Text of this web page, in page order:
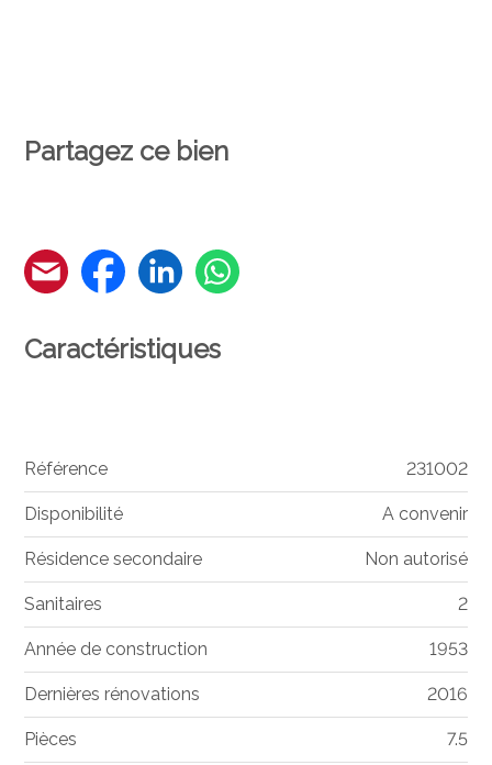
Partagez ce bien
Caractéristiques
Référence 231002
Disponibilité A convenir
Résidence secondaire Non autorisé
Sanitaires 2
Année de construction 1953
Dernières rénovations 2016
Pièces 7.5